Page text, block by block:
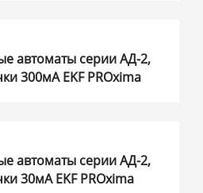
автоматы серии АД-2,
300мА EKF PROxima
автоматы серии АД-2,
30мА EKF PROxima